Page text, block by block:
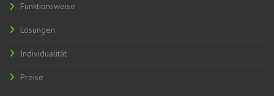
Funktionsweise
Lösungen
Individualität
Preise